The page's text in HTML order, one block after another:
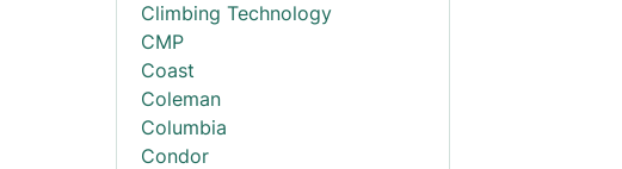
Climbing Technology
CMP
Coast
Coleman
Columbia
Condor